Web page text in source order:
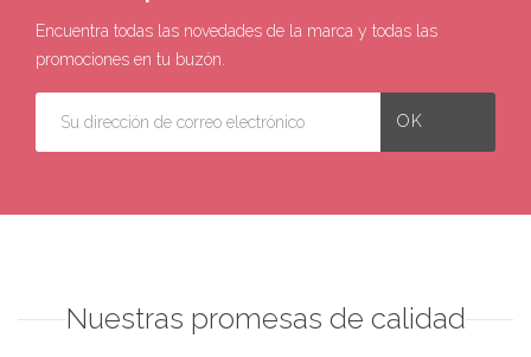
Encuentra todas las novedades de la marca y todas las
promociones en tu buzón.
Nuestras promesas de calidad